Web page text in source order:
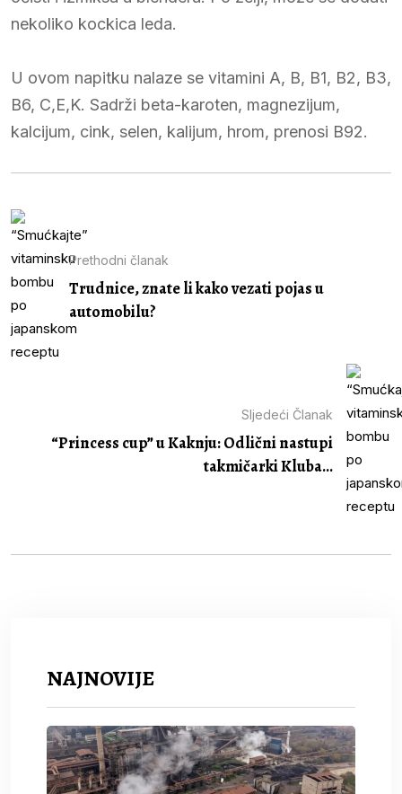
nekoliko kockica leda.
U ovom napitku nalaze se vitamini A, B, B1, B2, B3,
B6, C,E,K. Sadrži beta-karoten, magnezijum,
kalcijum, cink, selen, kalijum, hrom, prenosi B92.
Prethodni članak
Trudnice, znate li kako vezati pojas u
automobilu?
Sljedeći Članak
“Princess cup” u Kaknju: Odlični nastupi
takmičarki Kluba...
NAJNOVIJE